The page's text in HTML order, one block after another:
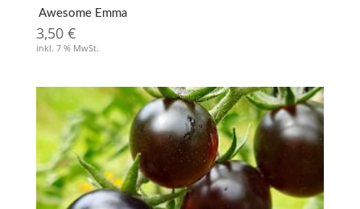
Awesome Emma
3,50 €
inkl. 7 % MwSt.